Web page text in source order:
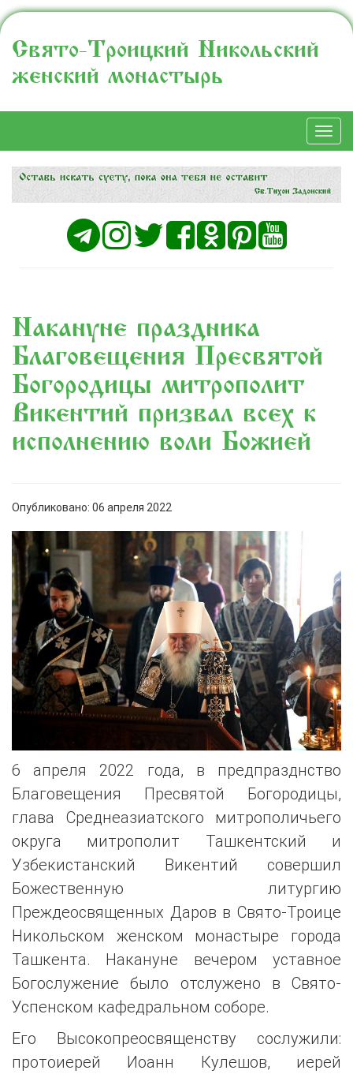
Свято-Троицкий Никольский
женский монастырь
Накануне праздника
Благовещения Пресвятой
Богородицы митрополит
Викентий призвал всех к
исполнению воли Божией
Опубликовано: 06 апреля 2022
6 апреля 2022 года, в предпразднство
Благовещения Пресвятой Богородицы,
глава Среднеазиатского митрополичьего
округа митрополит Ташкентский и
Узбекистанский Викентий совершил
Божественную литургию
Преждеосвященных Даров в Свято-Троице
Никольском женском монастыре города
Ташкента. Накануне вечером уставное
Богослужение было отслужено в Свято-
Успенском кафедральном соборе.
Его Высокопреосвященству сослужили:
протоиерей Иоанн Кулешов, иерей